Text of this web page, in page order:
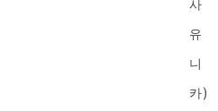
사
유
니
카)